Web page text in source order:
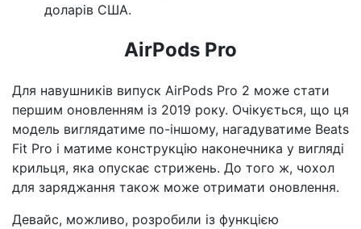
доларів США.
AirPods Pro
Для навушників випуск AirPods Pro 2 може стати
першим оновленням із 2019 року. Очікується, що ця
модель виглядатиме по-іншому, нагадуватиме Beats
Fit Pro і матиме конструкцію наконечника у вигляді
крильця, яка опускає стрижень. До того ж, чохол
для заряджання також може отримати оновлення.
Девайс, можливо, розробили із функцією